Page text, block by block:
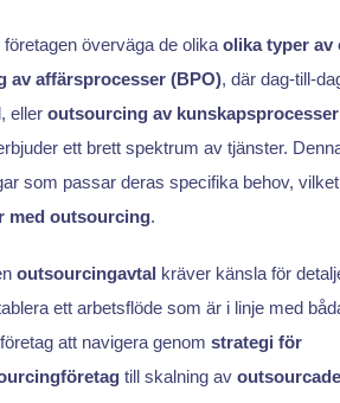
företagen överväga de olika olika typer av
av affärsprocesser (BPO), där dag-till-
eller outsourcing av
ett brett spektrum av tjänster.
som passar deras specifika behov,
med outsourcing.
outsourcingavtal kräver känsla för
ett arbetsflöde som är i linje med
att navigera genom strategi för
till skalning av